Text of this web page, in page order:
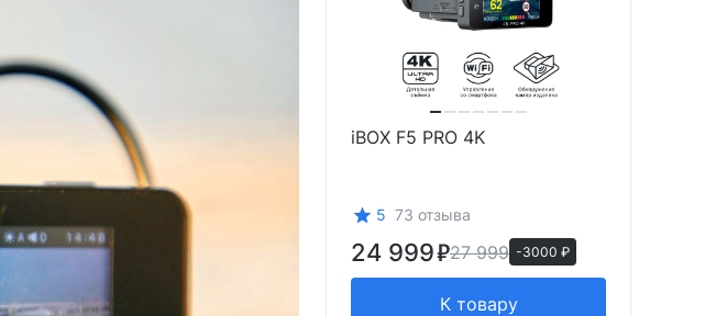
iBOX F5 PRO 4K
5 73 отзыва
24 999 27 999 -3000 ₽
К товару